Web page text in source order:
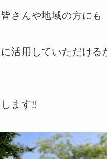
さんや地域の方にも
活用していただける
ます‼︎